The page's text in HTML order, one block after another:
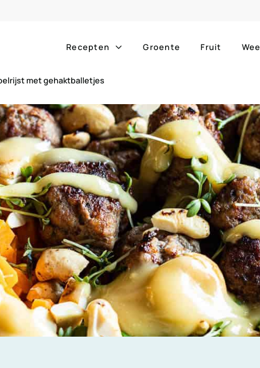
Recepten
ontbijt bijgerechten
lunch hoofdgerechten
borrelhapjes desserts
voorgerechten drankjes
alle
alle
zomer
slow
Groente Fruit
met gehaktballetjes